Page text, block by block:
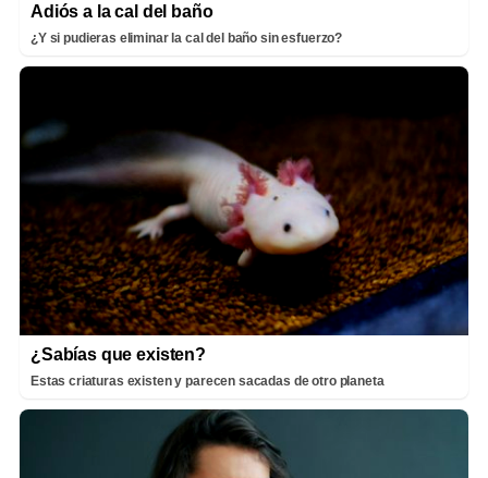
Adiós a la cal del baño
¿Y si pudieras eliminar la cal del baño sin esfuerzo?
¿Sabías que existen?
Estas criaturas existen y parecen sacadas de otro planeta